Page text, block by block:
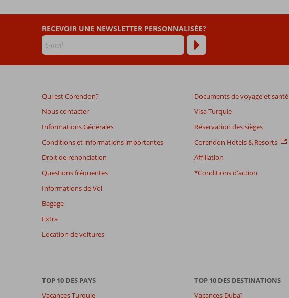
Les
avis
de
plus
mois
sont
plus
afin
de
la
pertinence
savoir
avis.
RECEVOIR UNE NEWSLETTER PERSONNALISÉE?
Qui est Corendon?
Nous contacter
Informations Générales
Conditions et informations importantes
Droit de renonciation
Questions fréquentes
Informations de Vol
Bagage
Extra
Location de voitures
Documents de voyage et santé
Visa Turquie
Réservation des sièges
Corendon Hotels & Resorts
Affiliation
*Conditions d'action
TOP 10 DES PAYS
Vacances Turquie
TOP 10 DES DESTINATIONS
Vacances Dubaï